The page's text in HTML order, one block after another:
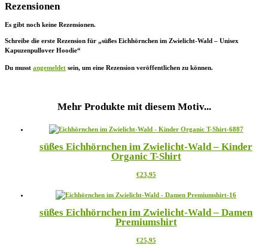
Rezensionen
Es gibt noch keine Rezensionen.
Schreibe die erste Rezension für „süßes Eichhörnchen im Zwielicht-Wald – Unisex
Kapuzenpullover Hoodie“
Du musst angemeldet sein, um eine Rezension veröffentlichen zu können.
Mehr Produkte mit diesem Motiv...
süßes Eichhörnchen im Zwielicht-Wald – Kinder
Organic T-Shirt
€23,95Dieses
weist
Varianten
auf.
Optionen
süßes Eichhörnchen im Zwielicht-Wald – Damen
Premiumshirt
€25,95Dieses